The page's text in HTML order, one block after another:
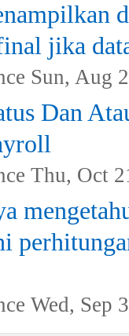
jika
Sun, Aug
Dan
Thu, Oct
Wed, Sep